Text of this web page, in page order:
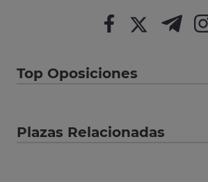
Top Oposiciones
Plazas Relacionadas